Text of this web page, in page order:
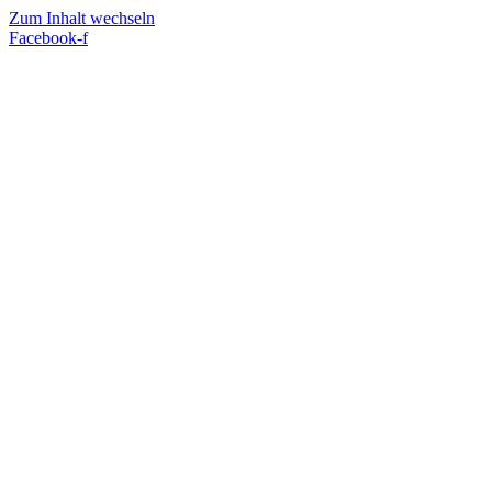
Zum Inhalt wechseln
Facebook-f